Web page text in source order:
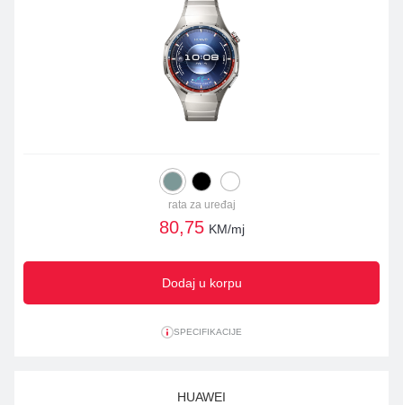
rata za uređaj
80,75 KM/mj
Dodaj u korpu
SPECIFIKACIJE
HUAWEI